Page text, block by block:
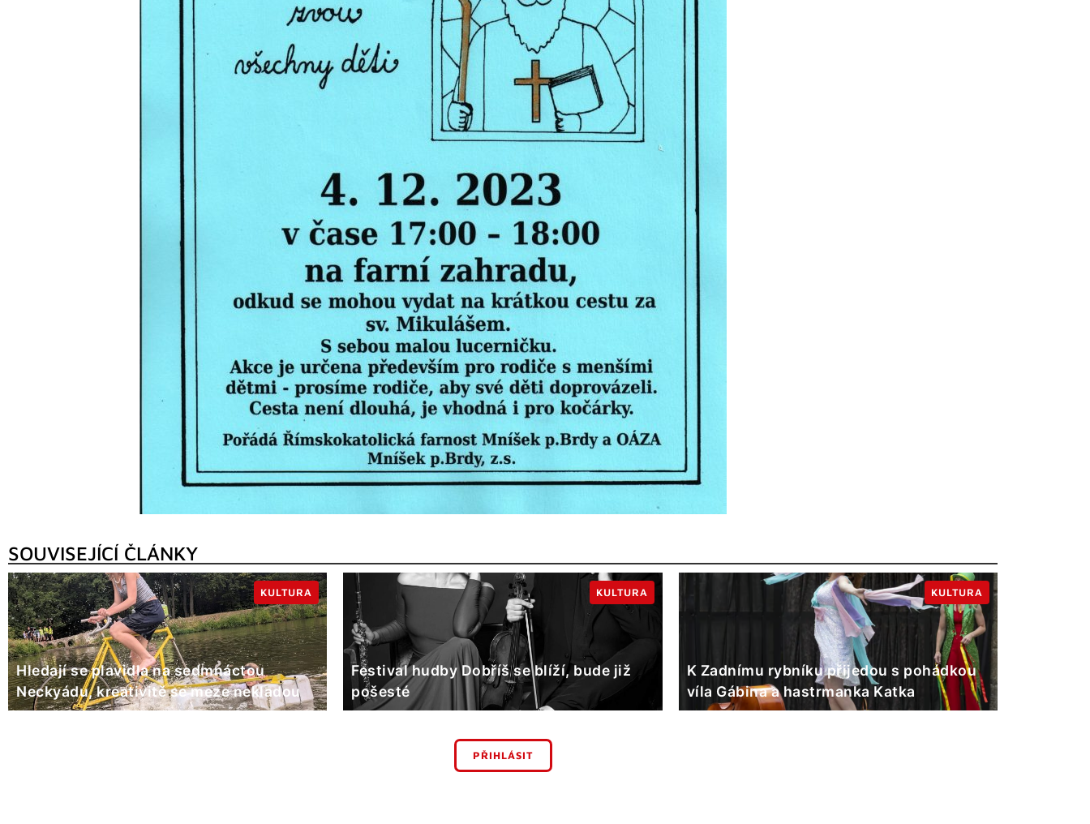
SOUVISEJÍCÍ ČLÁNKY
Hledají se plavidla na sedmnáctou
Neckyádu, kreativitě se meze nekladou
KULTURA
Festival hudby Dobříš se blíží, bude již
pošesté
KULTURA
K Zadnímu rybníku přijedou s pohádkou
víla Gábina a hastrmanka Katka
KULTURA
PŘIHLÁSIT